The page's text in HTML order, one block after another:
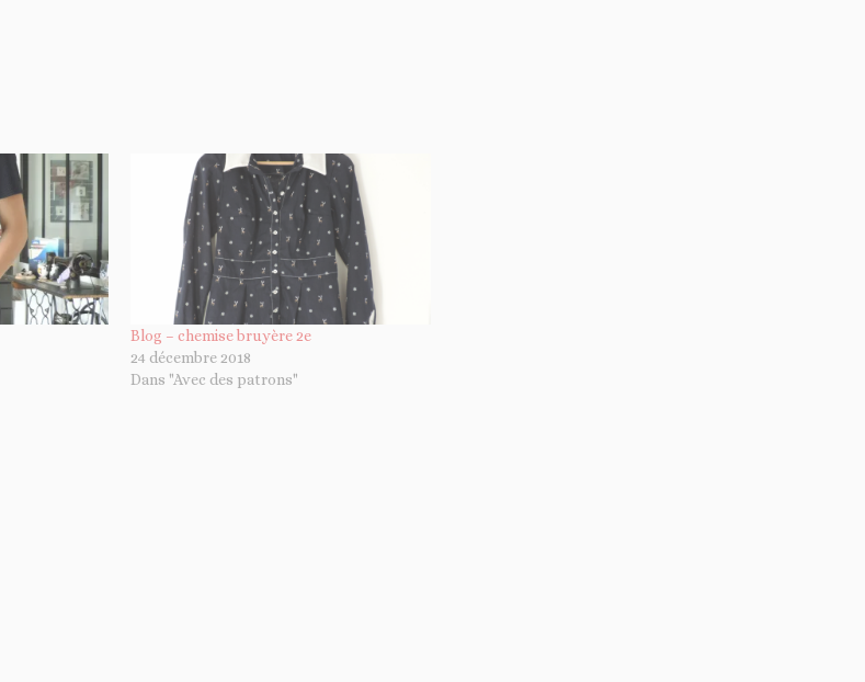
Blog – chemise bruyère 2e
24 décembre 2018
Dans "Avec des patrons"